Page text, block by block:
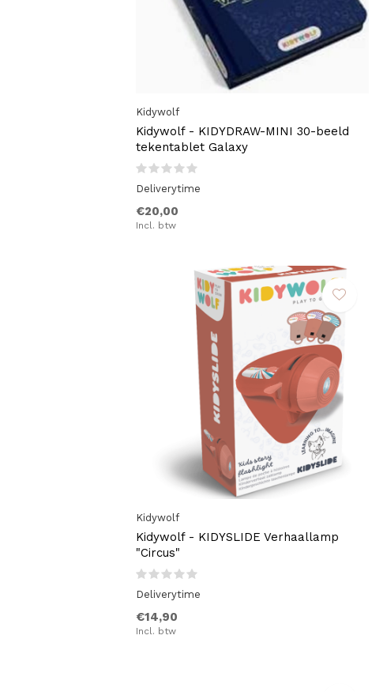
Kidywolf
Kidywolf - KIDYDRAW-MINI 30-beeld
tekentablet Galaxy
Deliverytime
€20,00
Incl. btw
Kidywolf
Kidywolf - KIDYSLIDE Verhaallamp
"Circus"
Deliverytime
€14,90
Incl. btw